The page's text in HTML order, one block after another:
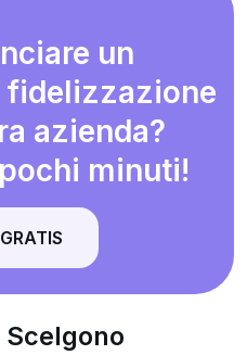
un
fidelizzazione
azienda?
minuti!
Scelgono